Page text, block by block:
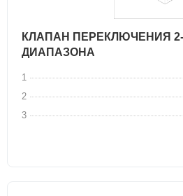
КЛАПАН ПЕРЕКЛЮЧЕНИЯ
ДИАПАЗОНА
1
2
3